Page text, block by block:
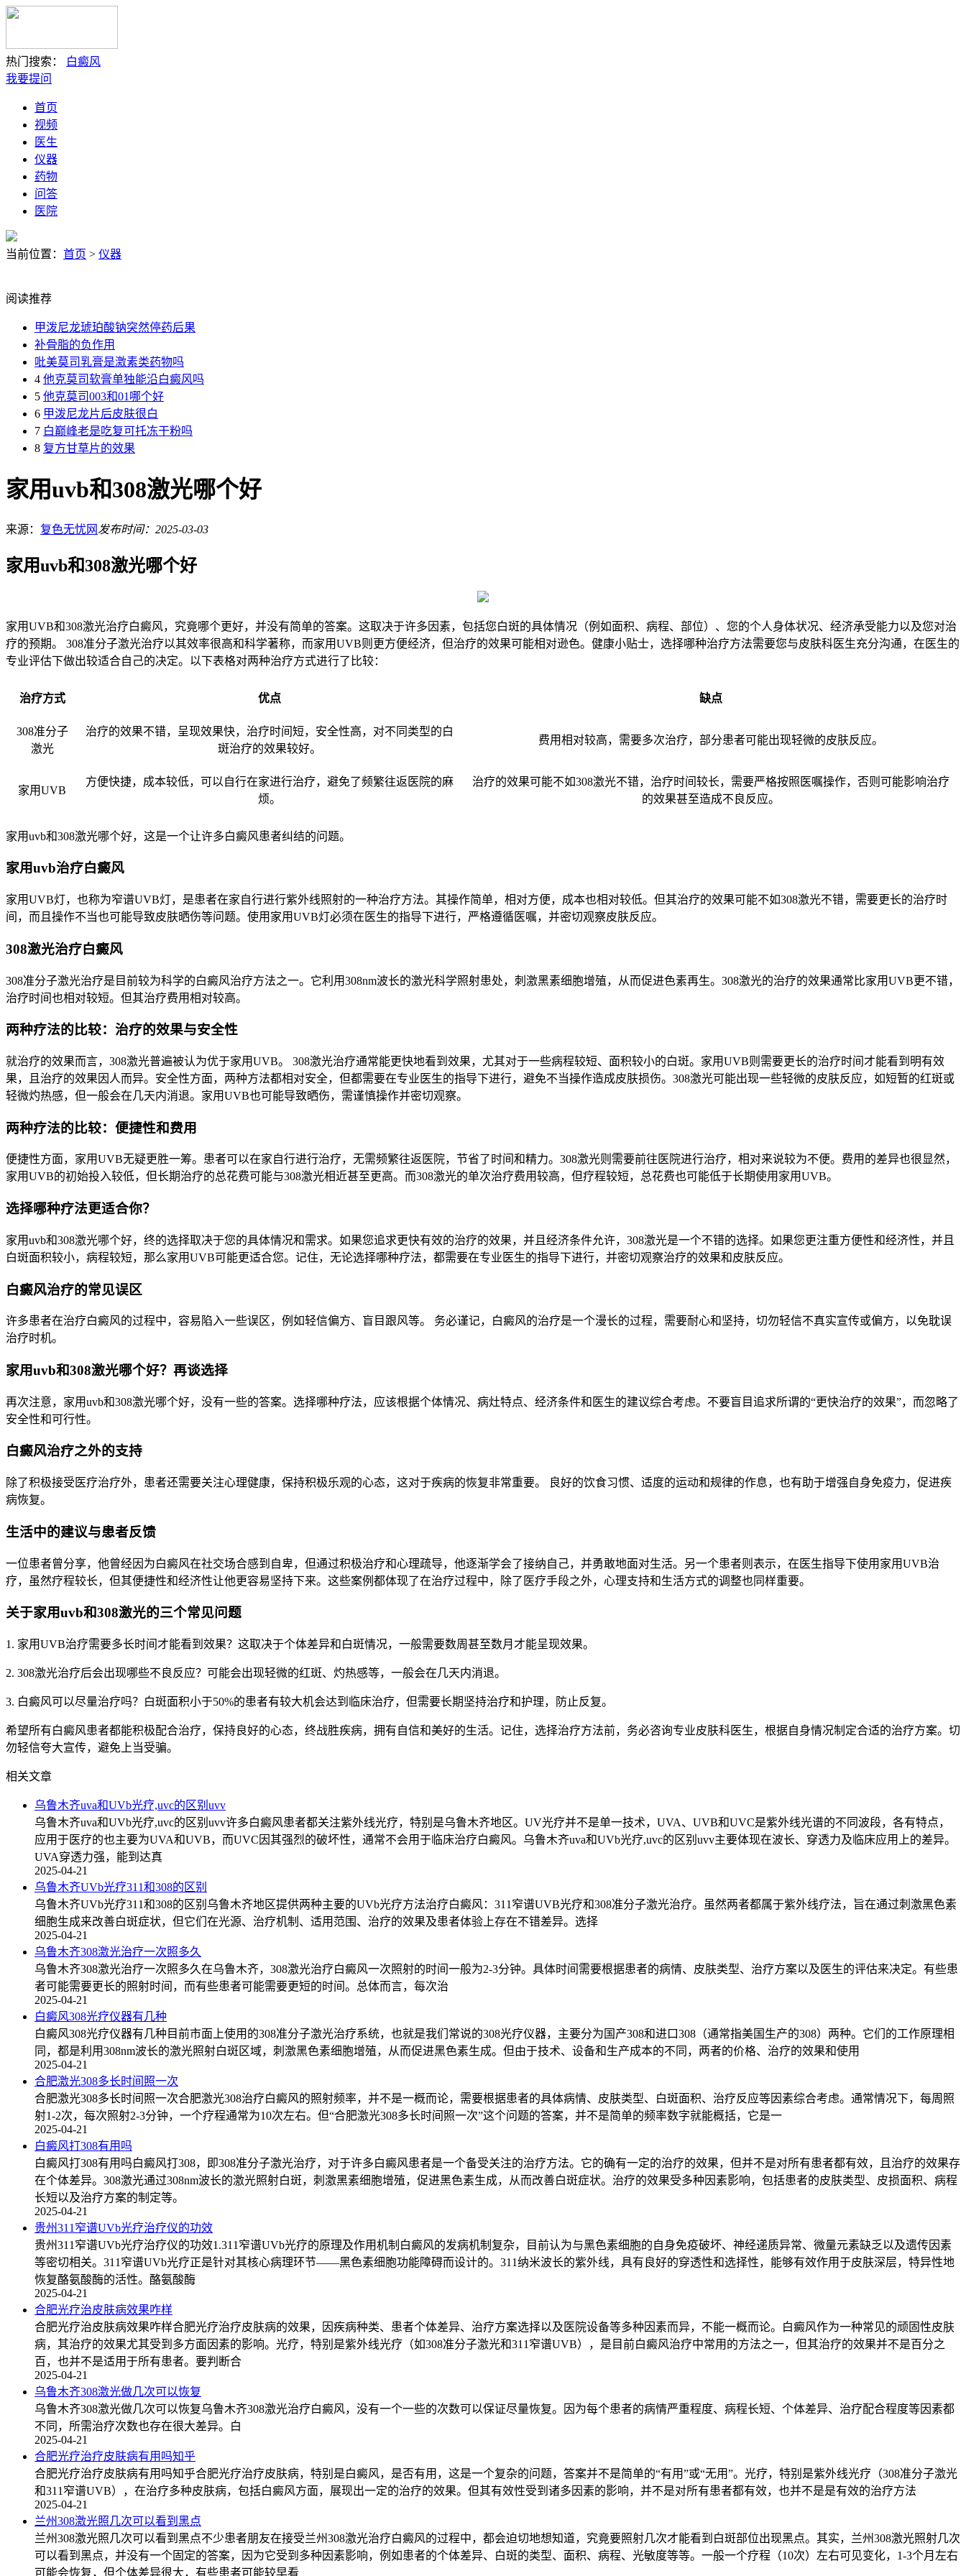
热门搜索：
白癜风
我要提问
首页
视频
医生
仪器
药物
问答
医院
当前位置： 首页 > 仪器
阅读推荐
甲泼尼龙琥珀酸钠突然停药后果
补骨脂的负作用
吡美莫司乳膏是激素类药物吗
4 他克莫司软膏单独能沿白癜风吗
5 他克莫司003和01哪个好
6 甲泼尼龙片后皮肤很白
7 白巅峰老是吃复可托冻干粉吗
8 复方甘草片的效果
家用uvb和308激光哪个好
来源： 复色无忧网 发布时间：2025-03-03
家用uvb和308激光哪个好
家用UVB和308激光治疗白癜风，究竟哪个更好，并没有简单的答案。这取决于许多因素，包括您白斑的具体情况（例如面积、病程、部位）、您的个人身体状况、经济承受能力以及您对治
疗的预期。 308准分子激光治疗以其效率很高和科学著称，而家用UVB则更方便经济，但治疗的效果可能相对逊色。健康小贴士，选择哪种治疗方法需要您与皮肤科医生充分沟通，在医生的
专业评估下做出较适合自己的决定。以下表格对两种治疗方式进行了比较：
治疗方式 优点 缺点
308准分子
激光
治疗的效果不错，呈现效果快，治疗时间短，安全性高，对不同类型的白
斑治疗的效果较好。
费用相对较高，需要多次治疗，部分患者可能出现轻微的皮肤反应。
家用UVB
方便快捷，成本较低，可以自行在家进行治疗，避免了频繁往返医院的麻
烦。
治疗的效果可能不如308激光不错，治疗时间较长，需要严格按照医嘱操作，否则可能影响治疗
的效果甚至造成不良反应。
家用uvb和308激光哪个好，这是一个让许多白癜风患者纠结的问题。
家用uvb治疗白癜风
家用UVB灯，也称为窄谱UVB灯，是患者在家自行进行紫外线照射的一种治疗方法。其操作简单，相对方便，成本也相对较低。但其治疗的效果可能不如308激光不错，需要更长的治疗时
间，而且操作不当也可能导致皮肤晒伤等问题。使用家用UVB灯必须在医生的指导下进行，严格遵循医嘱，并密切观察皮肤反应。
308激光治疗白癜风
308准分子激光治疗是目前较为科学的白癜风治疗方法之一。它利用308nm波长的激光科学照射患处，刺激黑素细胞增殖，从而促进色素再生。308激光的治疗的效果通常比家用UVB更不错，
治疗时间也相对较短。但其治疗费用相对较高。
两种疗法的比较：治疗的效果与安全性
就治疗的效果而言，308激光普遍被认为优于家用UVB。 308激光治疗通常能更快地看到效果，尤其对于一些病程较短、面积较小的白斑。家用UVB则需要更长的治疗时间才能看到明有效
果，且治疗的效果因人而异。安全性方面，两种方法都相对安全，但都需要在专业医生的指导下进行，避免不当操作造成皮肤损伤。308激光可能出现一些轻微的皮肤反应，如短暂的红斑或
轻微灼热感，但一般会在几天内消退。家用UVB也可能导致晒伤，需谨慎操作并密切观察。
两种疗法的比较：便捷性和费用
便捷性方面，家用UVB无疑更胜一筹。患者可以在家自行进行治疗，无需频繁往返医院，节省了时间和精力。308激光则需要前往医院进行治疗，相对来说较为不便。费用的差异也很显然，
家用UVB的初始投入较低，但长期治疗的总花费可能与308激光相近甚至更高。而308激光的单次治疗费用较高，但疗程较短，总花费也可能低于长期使用家用UVB。
选择哪种疗法更适合你？
家用uvb和308激光哪个好，终的选择取决于您的具体情况和需求。如果您追求更快有效的治疗的效果，并且经济条件允许，308激光是一个不错的选择。如果您更注重方便性和经济性，并且
白斑面积较小，病程较短，那么家用UVB可能更适合您。记住，无论选择哪种疗法，都需要在专业医生的指导下进行，并密切观察治疗的效果和皮肤反应。
白癜风治疗的常见误区
许多患者在治疗白癜风的过程中，容易陷入一些误区，例如轻信偏方、盲目跟风等。 务必谨记，白癜风的治疗是一个漫长的过程，需要耐心和坚持，切勿轻信不真实宣传或偏方，以免耽误
治疗时机。
家用uvb和308激光哪个好？再谈选择
再次注意，家用uvb和308激光哪个好，没有一些的答案。选择哪种疗法，应该根据个体情况、病灶特点、经济条件和医生的建议综合考虑。不要盲目追求所谓的“更快治疗的效果”，而忽略了
安全性和可行性。
白癜风治疗之外的支持
除了积极接受医疗治疗外，患者还需要关注心理健康，保持积极乐观的心态，这对于疾病的恢复非常重要。 良好的饮食习惯、适度的运动和规律的作息，也有助于增强自身免疫力，促进疾
病恢复。
生活中的建议与患者反馈
一位患者曾分享，他曾经因为白癜风在社交场合感到自卑，但通过积极治疗和心理疏导，他逐渐学会了接纳自己，并勇敢地面对生活。另一个患者则表示，在医生指导下使用家用UVB治
疗，虽然疗程较长，但其便捷性和经济性让他更容易坚持下来。这些案例都体现了在治疗过程中，除了医疗手段之外，心理支持和生活方式的调整也同样重要。
关于家用uvb和308激光的三个常见问题
1. 家用UVB治疗需要多长时间才能看到效果？这取决于个体差异和白斑情况，一般需要数周甚至数月才能呈现效果。
2. 308激光治疗后会出现哪些不良反应？可能会出现轻微的红斑、灼热感等，一般会在几天内消退。
3. 白癜风可以尽量治疗吗？白斑面积小于50%的患者有较大机会达到临床治疗，但需要长期坚持治疗和护理，防止反复。
希望所有白癜风患者都能积极配合治疗，保持良好的心态，终战胜疾病，拥有自信和美好的生活。记住，选择治疗方法前，务必咨询专业皮肤科医生，根据自身情况制定合适的治疗方案。切
勿轻信夸大宣传，避免上当受骗。
相关文章
乌鲁木齐uva和UVb光疗,uvc的区别uvv
乌鲁木齐uva和UVb光疗,uvc的区别uvv许多白癜风患者都关注紫外线光疗，特别是乌鲁木齐地区。UV光疗并不是单一技术，UVA、UVB和UVC是紫外线光谱的不同波段，各有特点，
应用于医疗的也主要为UVA和UVB，而UVC因其强烈的破坏性，通常不会用于临床治疗白癜风。乌鲁木齐uva和UVb光疗,uvc的区别uvv主要体现在波长、穿透力及临床应用上的差异。
UVA穿透力强，能到达真
2025-04-21
乌鲁木齐UVb光疗311和308的区别
乌鲁木齐UVb光疗311和308的区别乌鲁木齐地区提供两种主要的UVb光疗方法治疗白癜风：311窄谱UVB光疗和308准分子激光治疗。虽然两者都属于紫外线疗法，旨在通过刺激黑色素
细胞生成来改善白斑症状，但它们在光源、治疗机制、适用范围、治疗的效果及患者体验上存在不错差异。选择
2025-04-21
乌鲁木齐308激光治疗一次照多久
乌鲁木齐308激光治疗一次照多久在乌鲁木齐，308激光治疗白癜风一次照射的时间一般为2-3分钟。具体时间需要根据患者的病情、皮肤类型、治疗方案以及医生的评估来决定。有些患
者可能需要更长的照射时间，而有些患者可能需要更短的时间。总体而言，每次治
2025-04-21
白癜风308光疗仪器有几种
白癜风308光疗仪器有几种目前市面上使用的308准分子激光治疗系统，也就是我们常说的308光疗仪器，主要分为国产308和进口308（通常指美国生产的308）两种。它们的工作原理相
同，都是利用308nm波长的激光照射白斑区域，刺激黑色素细胞增殖，从而促进黑色素生成。但由于技术、设备和生产成本的不同，两者的价格、治疗的效果和使用
2025-04-21
合肥激光308多长时间照一次
合肥激光308多长时间照一次合肥激光308治疗白癜风的照射频率，并不是一概而论，需要根据患者的具体病情、皮肤类型、白斑面积、治疗反应等因素综合考虑。通常情况下，每周照
射1-2次，每次照射2-3分钟，一个疗程通常为10次左右。但“合肥激光308多长时间照一次”这个问题的答案，并不是简单的频率数字就能概括，它是一
2025-04-21
白癜风打308有用吗
白癜风打308有用吗白癜风打308，即308准分子激光治疗，对于许多白癜风患者是一个备受关注的治疗方法。它的确有一定的治疗的效果，但并不是对所有患者都有效，且治疗的效果存
在个体差异。308激光通过308nm波长的激光照射白斑，刺激黑素细胞增殖，促进黑色素生成，从而改善白斑症状。治疗的效果受多种因素影响，包括患者的皮肤类型、皮损面积、病程
长短以及治疗方案的制定等。
2025-04-21
贵州311窄谱UVb光疗治疗仪的功效
贵州311窄谱UVb光疗治疗仪的功效1.311窄谱UVb光疗的原理及作用机制白癜风的发病机制复杂，目前认为与黑色素细胞的自身免疫破坏、神经递质异常、微量元素缺乏以及遗传因素
等密切相关。311窄谱UVb光疗正是针对其核心病理环节——黑色素细胞功能障碍而设计的。311纳米波长的紫外线，具有良好的穿透性和选择性，能够有效作用于皮肤深层，特异性地
恢复酪氨酸酶的活性。酪氨酸酶
2025-04-21
合肥光疗治皮肤病效果咋样
合肥光疗治皮肤病效果咋样合肥光疗治疗皮肤病的效果，因疾病种类、患者个体差异、治疗方案选择以及医院设备等多种因素而异，不能一概而论。白癜风作为一种常见的顽固性皮肤
病，其治疗的效果尤其受到多方面因素的影响。光疗，特别是紫外线光疗（如308准分子激光和311窄谱UVB），是目前白癜风治疗中常用的方法之一，但其治疗的效果并不是百分之
百，也并不是适用于所有患者。要判断合
2025-04-21
乌鲁木齐308激光做几次可以恢复
乌鲁木齐308激光做几次可以恢复乌鲁木齐308激光治疗白癜风，没有一个一些的次数可以保证尽量恢复。因为每个患者的病情严重程度、病程长短、个体差异、治疗配合程度等因素都
不同，所需治疗次数也存在很大差异。白
2025-04-21
合肥光疗治疗皮肤病有用吗知乎
合肥光疗治疗皮肤病有用吗知乎合肥光疗治疗皮肤病，特别是白癜风，是否有用，这是一个复杂的问题，答案并不是简单的“有用”或“无用”。光疗，特别是紫外线光疗（308准分子激光
和311窄谱UVB），在治疗多种皮肤病，包括白癜风方面，展现出一定的治疗的效果。但其有效性受到诸多因素的影响，并不是对所有患者都有效，也并不是是有效的治疗方法
2025-04-21
兰州308激光照几次可以看到黑点
兰州308激光照几次可以看到黑点不少患者朋友在接受兰州308激光治疗白癜风的过程中，都会迫切地想知道，究竟要照射几次才能看到白斑部位出现黑点。其实，兰州308激光照射几次
可以看到黑点，并没有一个固定的答案，因为它受到多种因素影响，例如患者的个体差异、白斑的类型、面积、病程、光敏度等等。一般一个疗程（10次）左右可见变化，1-3个月左右
可能会恢复，但个体差异很大，有些患者可能较早看